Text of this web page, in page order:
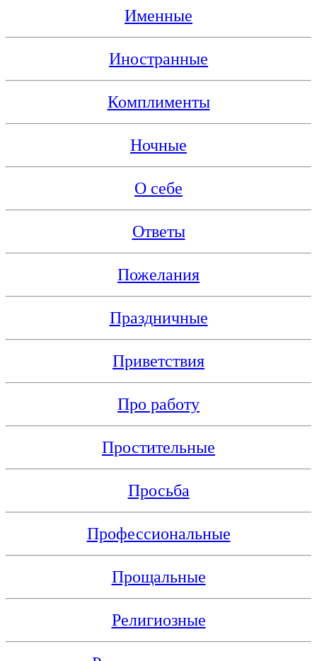
Именные
Иностранные
Комплименты
Ночные
О себе
Ответы
Пожелания
Праздничные
Приветствия
Про работу
Простительные
Просьба
Профессиональные
Прощальные
Религиозные